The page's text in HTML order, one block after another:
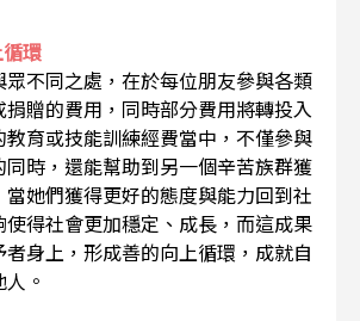
環
眾不同之處，在於每位朋友參與各類
贈的費用，同時部分費用將轉投入
教育或技能訓練經費當中，不僅參與
時，還能幫助到另一個辛苦族群獲
她們獲得更好的態度與能力回到社
使得社會更加穩定、成長，而這成果
身上，形成善的向上循環，成就自
。